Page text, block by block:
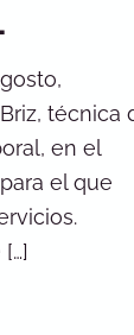
técnica
en el
el que